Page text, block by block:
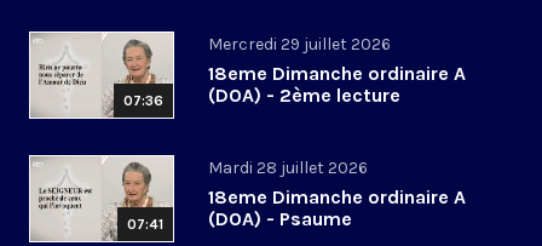
07:36
Mercredi 29 juillet 2026
18eme Dimanche ordinaire A
(DOA) - 2ème lecture
07:41
Mardi 28 juillet 2026
18eme Dimanche ordinaire A
(DOA) - Psaume